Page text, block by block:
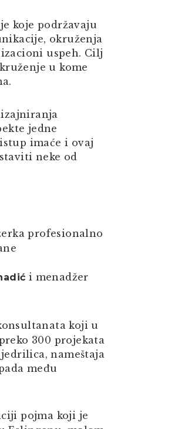
koje podržavaju
okruženja
uspeh. Cilj
u kome
jedne
imaće i ovaj
neke od
profesionalno
i menadžer
koji u
300 projekata
nameštaja
među
pojma koji je